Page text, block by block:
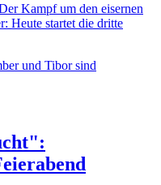
Kampf um den eisernen
Heute startet die dritte